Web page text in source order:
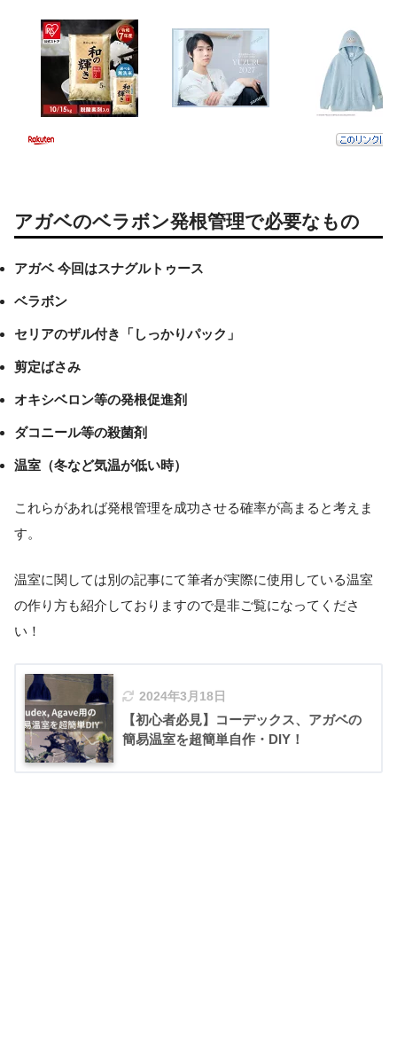
アガベのベラボン発根管理で必要なもの
アガベ 今回はスナグルトゥース
ベラボン
セリアのザル付き「しっかりパック」
剪定ばさみ
オキシベロン等の発根促進剤
ダコニール等の殺菌剤
温室（冬など気温が低い時）
これらがあれば発根管理を成功させる確率が高まると考えま
す。
温室に関しては別の記事にて筆者が実際に使用している温室
の作り方も紹介しておりますので是非ご覧になってくださ
い！
2024年3月18日
【初心者必見】コーデックス、アガベの
簡易温室を超簡単自作・DIY！